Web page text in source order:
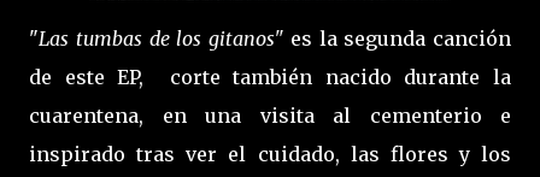
"Las tumbas de los gitanos" es la segunda canción
de este EP, corte también nacido durante la
cuarentena, en una visita al cementerio e
inspirado tras ver el cuidado, las flores y los